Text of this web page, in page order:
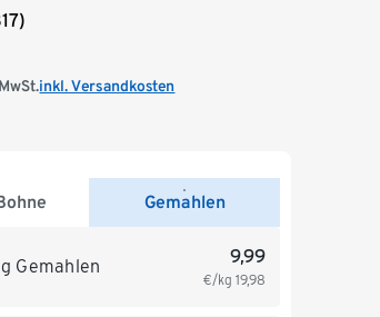
inkl. Versandkosten
Gemahlen
Gemahlen 9,99
€/kg 19,98